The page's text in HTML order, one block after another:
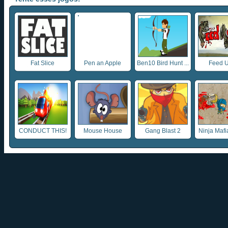
Fat Slice Pen an Apple Ben10 Bird Hunt ... Feed
CONDUCT THIS! Mouse House Gang Blast 2 Ninja